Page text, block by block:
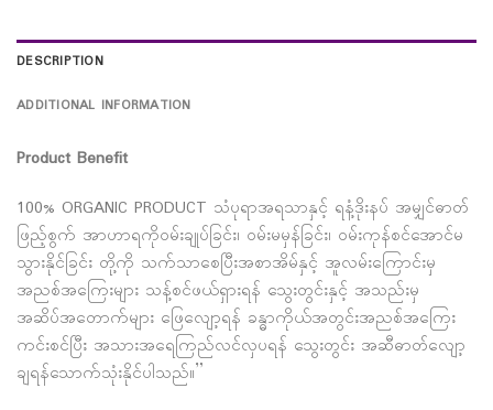
DESCRIPTION
ADDITIONAL INFORMATION
Product Benefit
100% ORGANIC PRODUCT သံပုရာအရသာနှင့် ရနံ့ဒိုးနပ် အမျှင်ဓာတ်
ဖြည့်စွက် အာဟာရကိုဝမ်းချုပ်ခြင်း၊ ဝမ်းမမှန်ခြင်း၊ ဝမ်းကုန်စင်အောင်မ
သွားနိုင်ခြင်း တို့ကို သက်သာစေပြီးအစာအိမ်နှင့် အူလမ်းကြောင်းမှ
အညစ်အကြေးများ သန့်စင်ဖယ်ရှားရန် သွေးတွင်းနှင့် အသည်းမှ
အဆိပ်အတောက်များ ဖြေလျော့ရန် ခန္ဓာကိုယ်အတွင်းအညစ်အကြေး
ကင်းစင်ပြီး အသားအရေကြည်လင်လှပရန် သွေးတွင်း အဆီဓာတ်လျော့
ချရန်သောက်သုံးနိုင်ပါသည်။”